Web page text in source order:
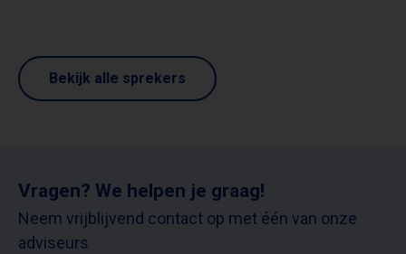
Bekijk alle sprekers
Vragen? We helpen je graag!
Neem vrijblijvend contact op met één van onze
adviseurs